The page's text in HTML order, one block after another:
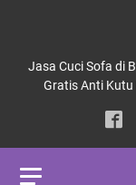
Jasa Cuci Sofa di
Gratis Anti